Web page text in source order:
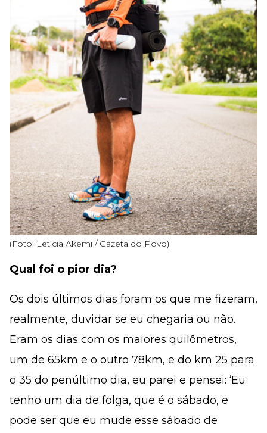
(Foto: Letícia Akemi / Gazeta do Povo)
Qual foi o pior dia?
Os dois últimos dias foram os que me fizeram,
realmente, duvidar se eu chegaria ou não.
Eram os dias com os maiores quilômetros,
um de 65km e o outro 78km, e do km 25 para
o 35 do penúltimo dia, eu parei e pensei: ‘Eu
tenho um dia de folga, que é o sábado, e
pode ser que eu mude esse sábado de